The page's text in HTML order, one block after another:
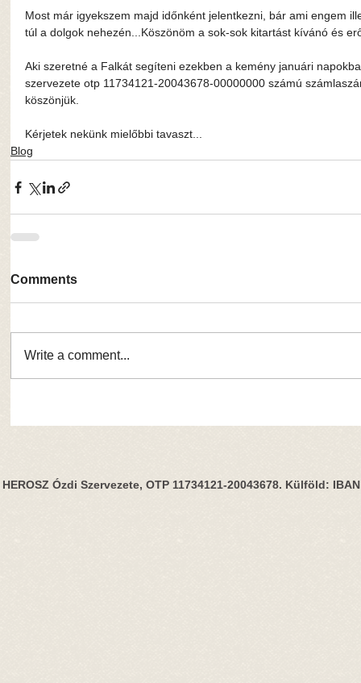
Most már igyekszem majd időnként jelentkezni, bár ami engem
túl a dolgok nehezén...Köszönöm a sok-sok kitartást kívánó és
Aki szeretné a Falkát segíteni ezekben a kemény januári
szervezete otp 11734121-20043678-00000000 számú
köszönjük.
Kérjetek nekünk mielőbbi tavaszt...
Blog
Comments
Write a comment...
HEROSZ Ózdi Szervezete, OTP 11734121-20043678. Külföld: